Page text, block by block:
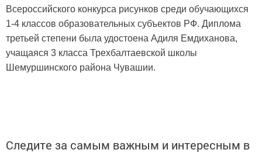
Всероссийского конкурса рисунков среди обучающихся
1-4 классов образовательных субъектов РФ. Диплома
третьей степени была удостоена Адиля Емдиханова,
учащаяся 3 класса Трехбалтаевской школы
Шемуршинского района Чувашии.
Следите за самым важным и интересным в